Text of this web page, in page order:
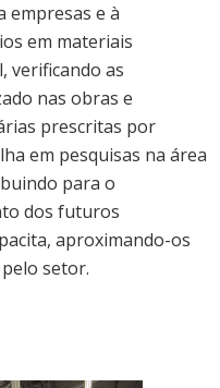
empresas e à
em materiais
verificando as
nas obras e
prescritas por
em pesquisas na área
para o
dos futuros
aproximando-os
setor.